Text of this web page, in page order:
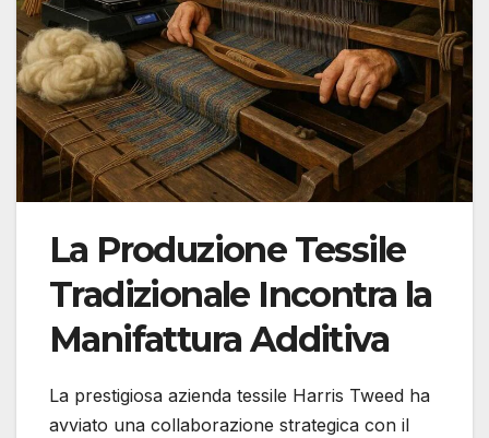
La Produzione Tessile
Tradizionale Incontra la
Manifattura Additiva
La prestigiosa azienda tessile Harris Tweed ha
avviato una collaborazione strategica con il